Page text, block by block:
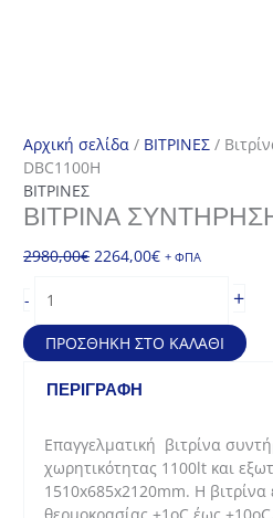
Αρχική σελίδα / ΒΙΤΡΙΝΕΣ /
DBC1100H
ΒΙΤΡΙΝΕΣ
ΒΙΤΡΊΝΑ
2980,00€ Original
2980,00€.
2264,00€Η
είναι:
2264,00€.
+ ΦΠΑ
-
Συντήρησης
DBC1100H
ποσότητα
+
ΠΡΟΣΘΉΚΗ ΣΤΟ ΚΑΛΆΘΙ
ΠΕΡΙΓΡΑΦΉ
Επαγγελματική βιτρίνα
χωρητικότητας 1100lt και
1510x685x2120mm. Η βιτρίνα